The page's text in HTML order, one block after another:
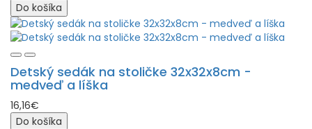
Do košíka
Detský sedák na stoličke 32x32x8cm -
medveď a líška
16,16€
Do košíka